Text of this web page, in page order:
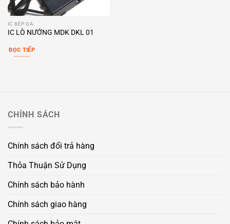
IC BẾP GA
IC LÒ NƯỚNG MDK DKL 01
ĐỌC TIẾP
CHÍNH SÁCH
Chính sách đổi trả hàng
Thỏa Thuận Sử Dụng
Chính sách bảo hành
Chính sách giao hàng